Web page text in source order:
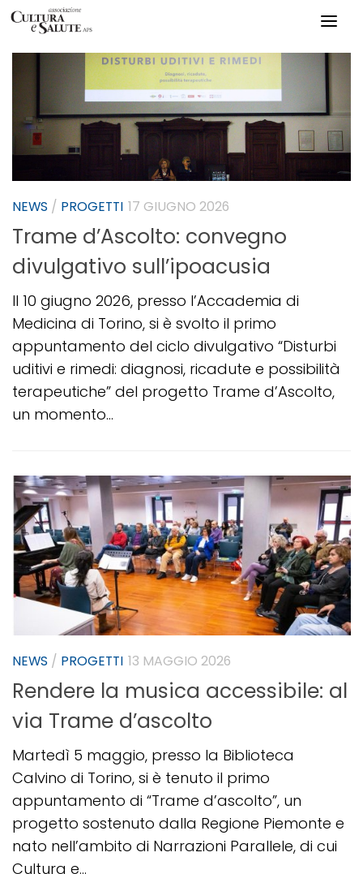
Salta al contenuto
NEWS / PROGETTI 17 GIUGNO 2026
Trame d’Ascolto: convegno
divulgativo sull’ipoacusia
Il 10 giugno 2026, presso l’Accademia di
Medicina di Torino, si è svolto il primo
appuntamento del ciclo divulgativo “Disturbi
uditivi e rimedi: diagnosi, ricadute e possibilità
terapeutiche” del progetto Trame d’Ascolto,
un momento...
NEWS / PROGETTI 13 MAGGIO 2026
Rendere la musica accessibile: al
via Trame d’ascolto
Martedì 5 maggio, presso la Biblioteca
Calvino di Torino, si è tenuto il primo
appuntamento di “Trame d’ascolto”, un
progetto sostenuto dalla Regione Piemonte e
nato nell’ambito di Narrazioni Parallele, di cui
Cultura e...